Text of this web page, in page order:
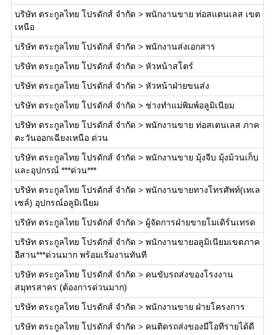
บริษัท ตระกูลไทย โปรดักส์ จำกัด > พนักงานขาย ท่อสแตนเลส เขต
เหนือ
บริษัท ตระกูลไทย โปรดักส์ จำกัด > พนักงานส่งเอกสาร
บริษัท ตระกูลไทย โปรดักส์ จำกัด > หัวหน้าสโตร์
บริษัท ตระกูลไทย โปรดักส์ จำกัด > หัวหน้าฝ่ายขนส่ง
บริษัท ตระกูลไทย โปรดักส์ จำกัด > ช่างทำแม่พิมพ์อลูมิเนียม
บริษัท ตระกูลไทย โปรดักส์ จำกัด > พนักงานขาย ท่อสเตนเลส ภาค
ตะวันออกเฉียงเหนือ ด่วน
บริษัท ตระกูลไทย โปรดักส์ จำกัด > พนักงานขาย มุ้งจีบ มุ้งม้วนเก็บ
และอุปกรณ์ ***ด่วน***
บริษัท ตระกูลไทย โปรดักส์ จำกัด > พนักงานขายทางโทรศัพท์(เทเล
เซล์) อุปกรณ์อลูมิเนียม
บริษัท ตระกูลไทย โปรดักส์ จำกัด > ผู้จัดการฝ่ายขายโมเดิร์นเทรด
บริษัท ตระกูลไทย โปรดักส์ จำกัด > พนักงานขายอลูมิเนียมเขตภาค
อีสาน***ด่วนมาก พร้อมเริ่มงานทันที
บริษัท ตระกูลไทย โปรดักส์ จำกัด > คนขับรถส่งของโรงงาน
สมุทรสาคร (ต้องการด่วนมาก)
บริษัท ตระกูลไทย โปรดักส์ จำกัด > พนักงานขาย ฝ่ายโครงการ
บริษัท ตระกูลไทย โปรดักส์ จำกัด > คนติดรถส่งของมีโอทีรายได้ดี